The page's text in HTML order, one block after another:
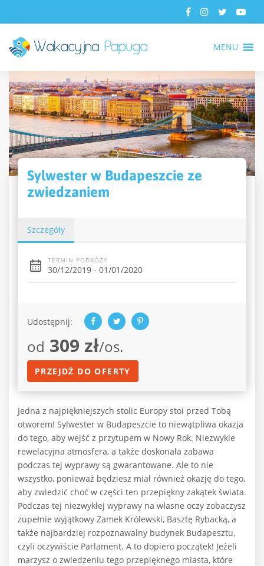
MENU
Sylwester w Budapeszcie ze
zwiedzaniem
Szczegóły
TERMIN PODRÓŻY
30/12/2019 - 01/01/2020
Udostępnij:
od 309 zł/os.
PRZEJDŹ DO OFERTY
Jedna z najpiękniejszych stolic Europy stoi przed Tobą
otworem! Sylwester w Budapeszcie to niewątpliwa okazja
do tego, aby wejść z przytupem w Nowy Rok. Niezwykle
rewelacyjna atmosfera, a także doskonała zabawa
podczas tej wyprawy są gwarantowane. Ale to nie
wszystko, ponieważ będziesz miał również okazję do tego,
aby zwiedzić choć w części ten przepiękny zakątek świata.
Podczas tej niezwykłej wyprawy na własne oczy zobaczysz
zupełnie wyjątkowy Zamek Królewski, Basztę Rybacką, a
także najbardziej rozpoznawalny budynek Budapesztu,
czyli oczywiście Parlament. A to dopiero początek! Jeżeli
marzysz o zwiedzeniu tego przepięknego miasta, które